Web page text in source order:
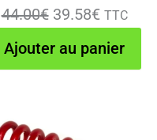
44.00€ Le
initial
39.58€Le
prix
actuel
TTC
Ajouter au panier